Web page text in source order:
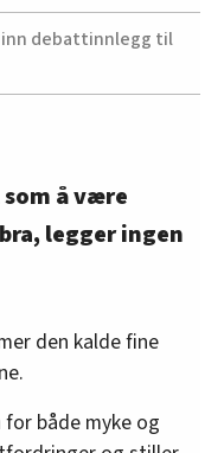
debattinnlegg til
å være
legger ingen
den kalde fine
både myke og